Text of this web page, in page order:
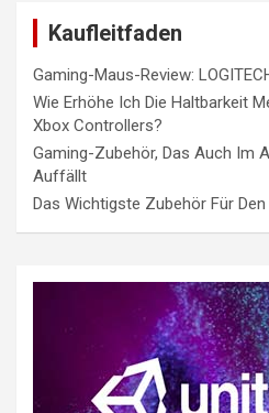
Kaufleitfaden
Gaming-Maus-Review:
Wie Erhöhe Ich Die Haltbarkeit
Xbox Controllers?
Gaming-Zubehör, Das Auch Im
Auffällt
Das Wichtigste Zubehör Für